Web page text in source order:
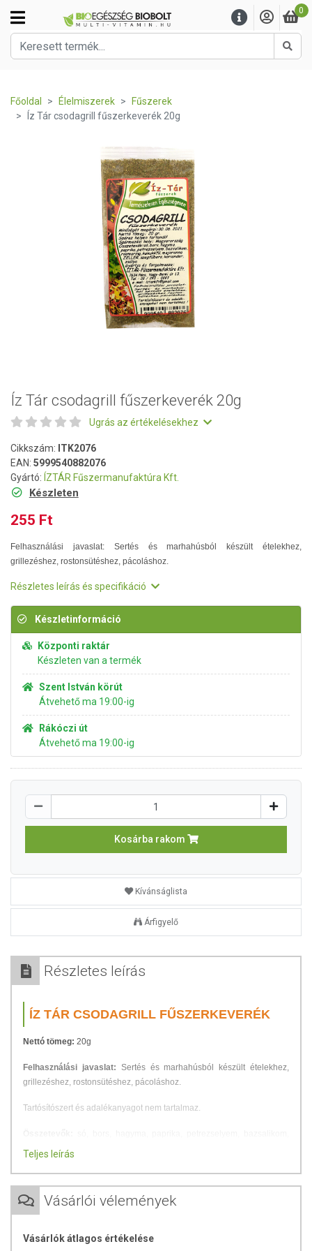
0
Főoldal Élelmiszerek
Fűszerek
Íz Tár csodagrill fűszerkeverék 20g
Íz Tár csodagrill fűszerkeverék 20g
Ugrás az értékelésekhez
Cikkszám: ITK2076
EAN: 5999540882076
Gyártó: ÍZTÁR Fűszermanufaktúra Kft.
Készleten
255 Ft
Felhasználási javaslat: Sertés és marhahúsból készült ételekhez,
grillezéshez, rostonsütéshez, pácoláshoz.
Részletes leírás és specifikáció
Készletinformáció
Központi raktár
Készleten van a termék
Szent István körút
Átvehető ma 19:00-ig
Rákóczi út
Átvehető ma 19:00-ig
Kosárba rakom
Kívánságlista
Árfigyelő
Részletes leírás
ÍZ TÁR CSODAGRILL FŰSZERKEVERÉK
Nettó tömeg: 20g
Felhasználási javaslat: Sertés és marhahúsból készült ételekhez,
grillezéshez, rostonsütéshez, pácoláshoz.
Tartósítószert és adalékanyagot nem tartalmaz.
rozmaring, kakukkfű, majoranna, ZELLER, szegfűbors, koriander,
TOVÁBBI TUDNIVALÓK
Származási hely:Magyarország
Teljes leírás
Vásárlói vélemények
Vásárlók átlagos értékelése